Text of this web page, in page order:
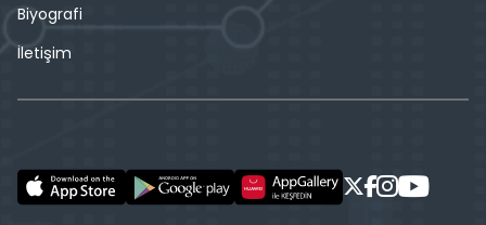
Biyografi
İletişim